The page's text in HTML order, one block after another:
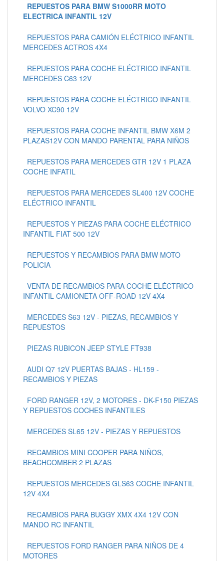
REPUESTOS PARA BMW S1000RR MOTO
ELECTRICA INFANTIL 12V
REPUESTOS PARA CAMIÓN ELÉCTRICO INFANTIL
MERCEDES ACTROS 4X4
REPUESTOS PARA COCHE ELÉCTRICO INFANTIL
MERCEDES C63 12V
REPUESTOS PARA COCHE ELÉCTRICO INFANTIL
VOLVO XC90 12V
REPUESTOS PARA COCHE INFANTIL BMW X6M 2
PLAZAS12V CON MANDO PARENTAL PARA NIÑOS
REPUESTOS PARA MERCEDES GTR 12V 1 PLAZA
COCHE INFATIL
REPUESTOS PARA MERCEDES SL400 12V COCHE
ELÉCTRICO INFANTIL
REPUESTOS Y PIEZAS PARA COCHE ELÉCTRICO
INFANTIL FIAT 500 12V
REPUESTOS Y RECAMBIOS PARA BMW MOTO
POLICIA
VENTA DE RECAMBIOS PARA COCHE ELÉCTRICO
INFANTIL CAMIONETA OFF-ROAD 12V 4X4
MERCEDES S63 12V - PIEZAS, RECAMBIOS Y
REPUESTOS
PIEZAS RUBICON JEEP STYLE FT938
AUDI Q7 12V PUERTAS BAJAS - HL159 -
RECAMBIOS Y PIEZAS
FORD RANGER 12V, 2 MOTORES - DK-F150 PIEZAS
Y REPUESTOS COCHES INFANTILES
MERCEDES SL65 12V - PIEZAS Y REPUESTOS
RECAMBIOS MINI COOPER PARA NIÑOS,
BEACHCOMBER 2 PLAZAS
REPUESTOS MERCEDES GLS63 COCHE INFANTIL
12V 4X4
RECAMBIOS PARA BUGGY XMX 4X4 12V CON
MANDO RC INFANTIL
REPUESTOS FORD RANGER PARA NIÑOS DE 4
MOTORES